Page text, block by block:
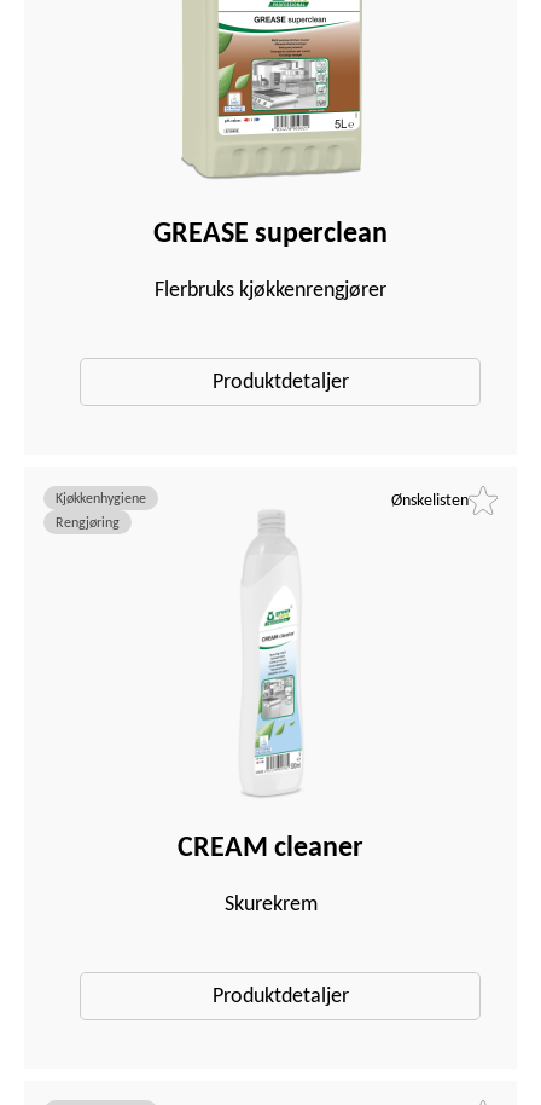
GREASE superclean
Flerbruks kjøkkenrengjører
Produktdetaljer
Ønskelisten
CREAM cleaner
Skurekrem
Kjøkkenhygiene
Rengjøring
Produktdetaljer